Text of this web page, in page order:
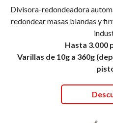
Divisora-redondeadora
redondear masas blandas y
Hasta 3.000
Varillas de 10g a 360g